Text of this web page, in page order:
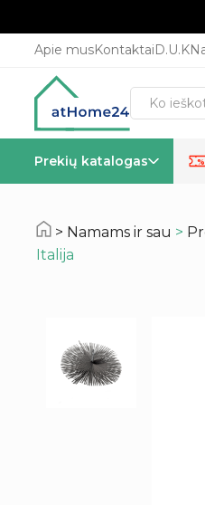
Apie musKontaktaiD.U.K
Prekių katalogas %
Namams ir sau >
Italija